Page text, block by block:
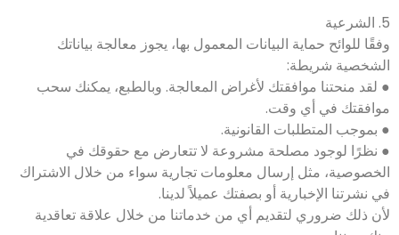
5. الشرعية
وفقًا للوائح حماية البيانات المعمول بها، يجوز معالجة بياناتك
الشخصية شريطة:
● لقد منحتنا موافقتك لأغراض المعالجة. وبالطبع، يمكنك سحب
موافقتك في أي وقت.
● بموجب المتطلبات القانونية.
● نظرًا لوجود مصلحة مشروعة لا تتعارض مع حقوقك في
الخصوصية، مثل إرسال معلومات تجارية سواء من خلال الاشتراك
في نشرتنا الإخبارية أو بصفتك عميلاً لدينا.
لأن ذلك ضروري لتقديم أي من خدماتنا من خلال علاقة تعاقدية